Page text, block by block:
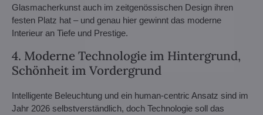
Glasmacherkunst auch im zeitgenössischen Design ihren
festen Platz hat – und genau hier gewinnt das moderne
Interieur an Tiefe und Prestige.
4. Moderne Technologie im Hintergrund,
Schönheit im Vordergrund
Intelligente Beleuchtung und ein human-centric Ansatz sind im
Jahr 2026 selbstverständlich, doch Technologie soll das